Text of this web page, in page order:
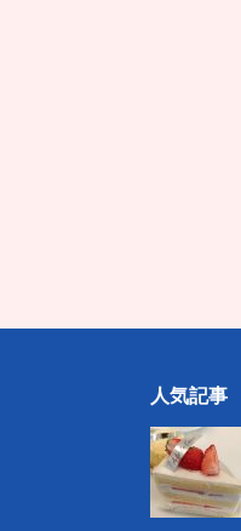
人気記事